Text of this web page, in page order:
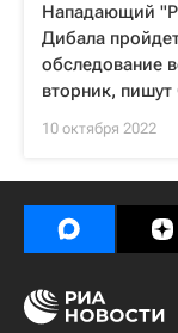
Нападающий
Дибала
обследование
вторник,
10 октября 2022